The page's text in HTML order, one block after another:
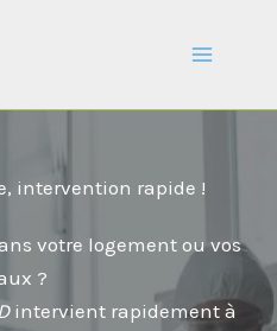
intervention rapide !
votre logement ou vos
?
intervient rapidement à